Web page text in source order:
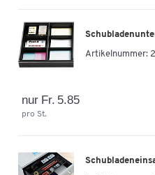
Artikelnummer:
nur Fr. 5.85
pro St.